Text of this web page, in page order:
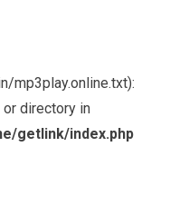
mp3play.online.txt):
directory in
getlink/index.php